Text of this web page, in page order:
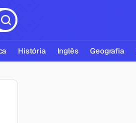
História Inglês Geografia